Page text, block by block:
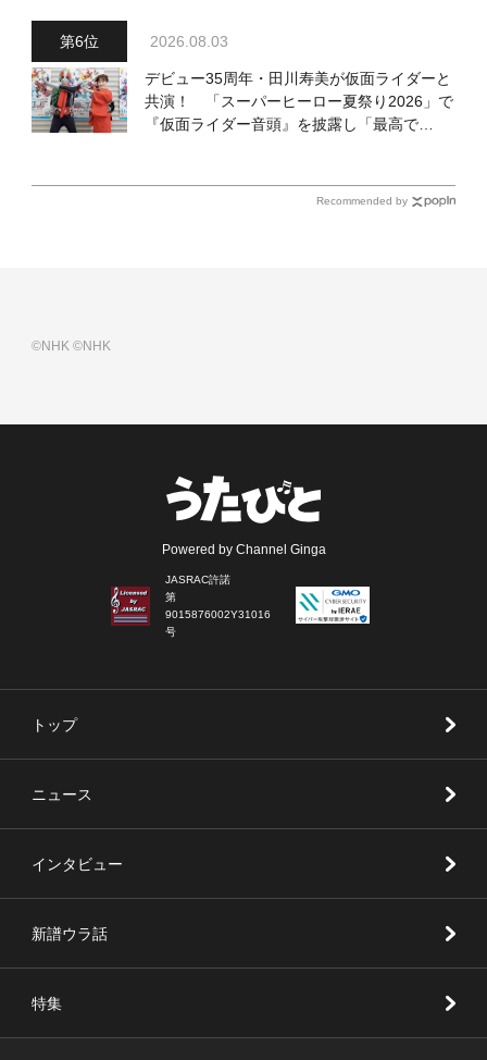
2026.08.03
デビュー35周年・田川寿美が仮面ライダーと
共演！ 「スーパーヒーロー夏祭り2026」で
『仮面ライダー音頭』を披露し「最高で
Recommended by
©NHK©NHK
Powered by Channel Ginga
JASRAC許諾
第
9015876002Y31016
号
トップ
ニュース
インタビュー
新譜ウラ話
特集